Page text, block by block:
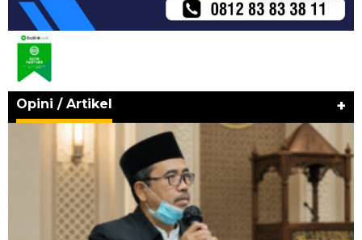
Opini / Artikel +